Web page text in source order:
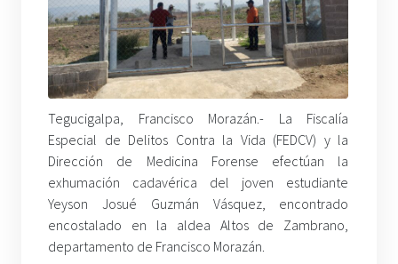
Tegucigalpa, Francisco Morazán.- La Fiscalía
Especial de Delitos Contra la Vida (FEDCV) y la
Dirección de Medicina Forense efectúan la
exhumación cadavérica del joven estudiante
Yeyson Josué Guzmán Vásquez, encontrado
encostalado en la aldea Altos de Zambrano,
departamento de Francisco Morazán.